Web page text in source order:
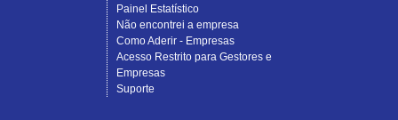
Painel Estatístico
Não encontrei a empresa
Como Aderir - Empresas
Acesso Restrito para Gestores e
Empresas
Suporte